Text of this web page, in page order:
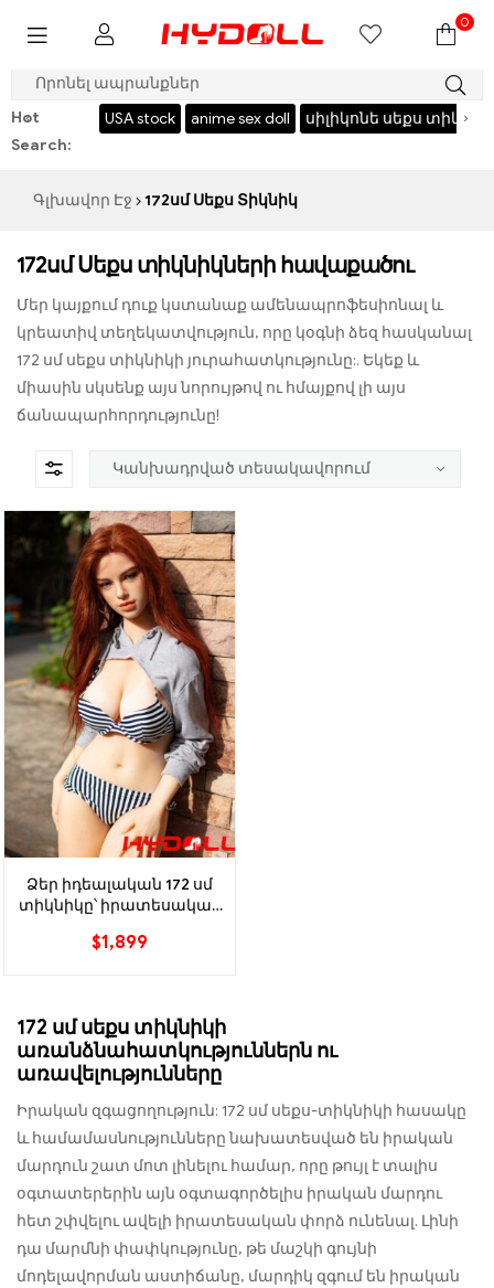
$999 ՊԱՀՊԱՆԵԼ $50，ԿՈԴ：HY50
Hot
Search:
sex doll USA stock anime sex doll սիլիկոնե սեքս տիկնիկ
‹ ›
0
Գլխավոր Էջ 172սմ Սեքս Տիկնիկ
172սմ Սեքս տիկնիկների հավաքածու
Մեր կայքում դուք կստանաք ամենապրոֆեսիոնալ և
կրեատիվ տեղեկատվություն, որը կօգնի ձեզ հասկանալ
172 սմ սեքս տիկնիկի յուրահատկությունը:. Եկեք և
միասին սկսենք այս նորույթով ու հմայքով լի այս
ճանապարհորդությունը!
Ձեր իդեալական 172 սմ
տիկնիկը՝ իրատեսական
$1,899
172 սմ սեքս տիկնիկի
առանձնահատկություններն ու
առավելությունները
Իրական զգացողություն: 172 սմ սեքս-տիկնիկի հասակը
և համամասնությունները նախատեսված են իրական
մարդուն շատ մոտ լինելու համար, որը թույլ է տալիս
օգտատերերին այն օգտագործելիս իրական մարդու
հետ շփվելու ավելի իրատեսական փորձ ունենալ. Լինի
դա մարմնի փափկությունը, թե մաշկի գույնի
մոդելավորման աստիճանը, մարդիկ զգում են իրական